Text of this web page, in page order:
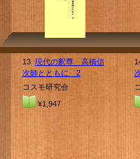
13. 現代の釈尊 高橋信
次師とともに 2
コスモ研究会
¥1,947